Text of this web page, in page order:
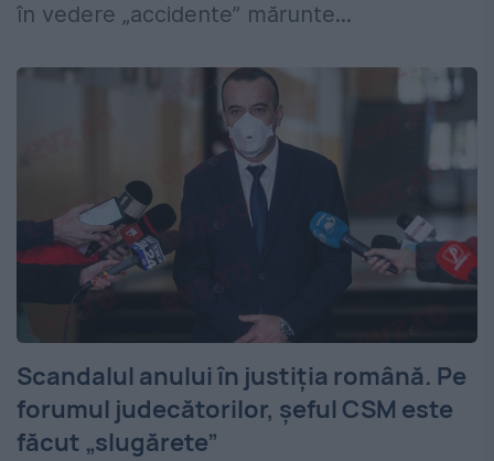
în vedere „accidente” mărunte...
Scandalul anului în justiția română. Pe
forumul judecătorilor, șeful CSM este
făcut „slugărete”